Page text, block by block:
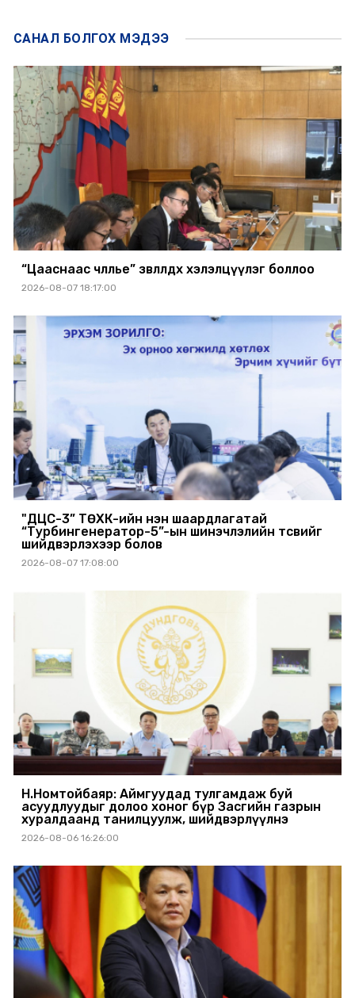
САНАЛ БОЛГОХ МЭДЭЭ
“Цааснаас чөлөөлье” зөвлөлдөх хэлэлцүүлэг боллоо
2026-08-07 18:17:00
"ДЦС-3” ТӨХК-ийн нэн шаардлагатай
“Турбингенератор-5”-ын шинэчлэлийн төсвийг
шийдвэрлэхээр болов
2026-08-07 17:08:00
Н.Номтойбаяр: Аймгуудад тулгамдаж буй
асуудлуудыг долоо хоног бүр Засгийн газрын
хуралдаанд танилцуулж, шийдвэрлүүлнэ
2026-08-06 16:26:00